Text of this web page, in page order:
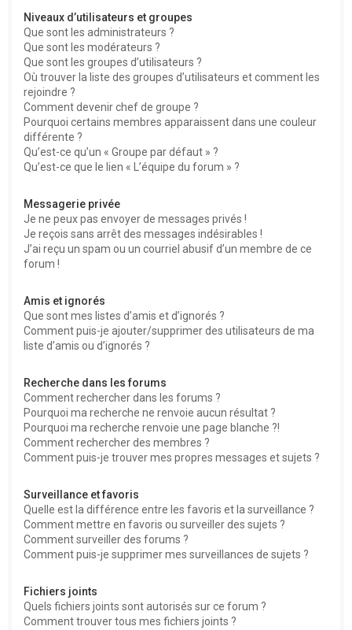
Niveaux d’utilisateurs et groupes
Que sont les administrateurs ?
Que sont les modérateurs ?
Que sont les groupes d’utilisateurs ?
Où trouver la liste des groupes d’utilisateurs et comment les
rejoindre ?
Comment devenir chef de groupe ?
Pourquoi certains membres apparaissent dans une couleur
différente ?
Qu’est-ce qu’un « Groupe par défaut » ?
Qu’est-ce que le lien « L’équipe du forum » ?
Messagerie privée
Je ne peux pas envoyer de messages privés !
Je reçois sans arrêt des messages indésirables !
J’ai reçu un spam ou un courriel abusif d’un membre de ce
forum !
Amis et ignorés
Que sont mes listes d’amis et d’ignorés ?
Comment puis-je ajouter/supprimer des utilisateurs de ma
liste d’amis ou d’ignorés ?
Recherche dans les forums
Comment rechercher dans les forums ?
Pourquoi ma recherche ne renvoie aucun résultat ?
Pourquoi ma recherche renvoie une page blanche ?!
Comment rechercher des membres ?
Comment puis-je trouver mes propres messages et sujets ?
Surveillance et favoris
Quelle est la différence entre les favoris et la surveillance ?
Comment mettre en favoris ou surveiller des sujets ?
Comment surveiller des forums ?
Comment puis-je supprimer mes surveillances de sujets ?
Fichiers joints
Quels fichiers joints sont autorisés sur ce forum ?
Comment trouver tous mes fichiers joints ?